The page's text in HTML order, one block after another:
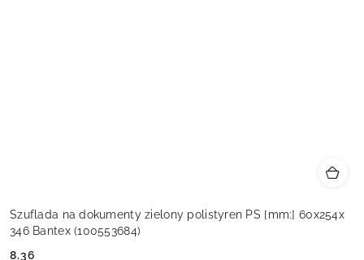
Szuflada na dokumenty zielony polistyren PS [mm:] 60x254x
346 Bantex (100553684)
8.36